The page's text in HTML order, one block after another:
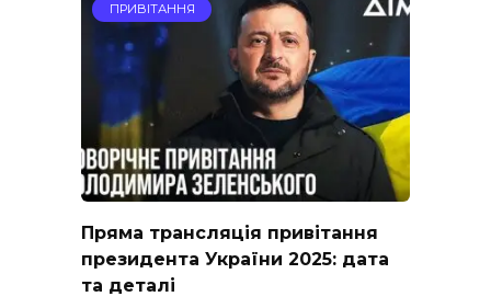
ПРИВІТАННЯ
Пряма трансляція привітання
президента України 2025: дата
та деталі